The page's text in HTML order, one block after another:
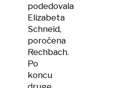
podedovala
Elizabeta
Schneid,
poročena
Rechbach.
Po
koncu